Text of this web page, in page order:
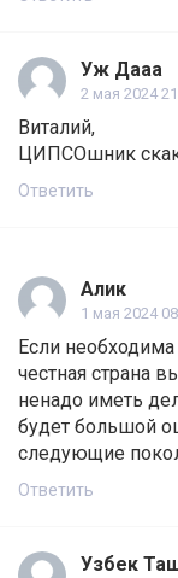
Уж Дааа
2 мая 2024
Виталий,
ЦИПСОшник
Ответить
Алик
1 мая 2024
Если
честная страна
ненадо иметь
будет большой
следующие
Ответить
Узбек